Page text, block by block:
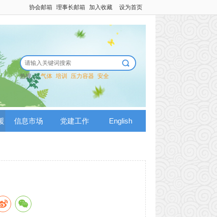
设为首页
加入收藏
理事长邮箱
协会邮箱
热搜： 气体 培训 压力容器 安全
信息市场 党建工作 English